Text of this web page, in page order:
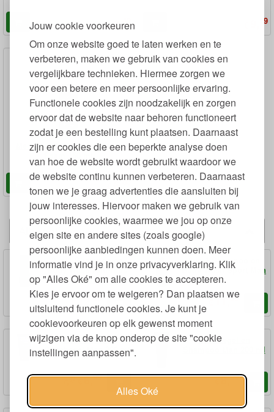
Jouw cookie voorkeuren
Om onze website goed te laten werken en te
verbeteren, maken we gebruik van cookies en
vergelijkbare technieken. Hiermee zorgen we
voor een betere en meer persoonlijke ervaring.
Functionele cookies zijn noodzakelijk en zorgen
ervoor dat de website naar behoren functioneert
zodat je een bestelling kunt plaatsen. Daarnaast
zijn er cookies die een beperkte analyse doen
van hoe de website wordt gebruikt waardoor we
de website continu kunnen verbeteren. Daarnaast
tonen we je graag advertenties die aansluiten bij
jouw interesses. Hiervoor maken we gebruik van
persoonlijke cookies, waarmee we jou op onze
eigen site en andere sites (zoals google)
persoonlijke aanbiedingen kunnen doen. Meer
informatie vind je in onze privacyverklaring. Klik
op "Alles Oké" om alle cookies te accepteren.
Kies je ervoor om te weigeren? Dan plaatsen we
uitsluitend functionele cookies. Je kunt je
cookievoorkeuren op elk gewenst moment
wijzigen via de knop onderop de site "cookie
instellingen aanpassen".
Alles Oké
€8, 19
Men Sensitiv Scheerschuim
Foam 150 ml
6,89
Alternatieven
2-in-1 Shampoo en
Body Wash Anti-roos
Man
€ 12,95
2-in-1 Shampoo en
Body Wash Sport Man
€11,95
Active Fresh
Douchegel Man 200 ml
7,49 €6,99
Douchegel en
Shampoo Man 200 ml
€8,99